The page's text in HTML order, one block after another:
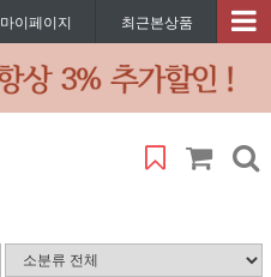
마이페이지 최근본상품